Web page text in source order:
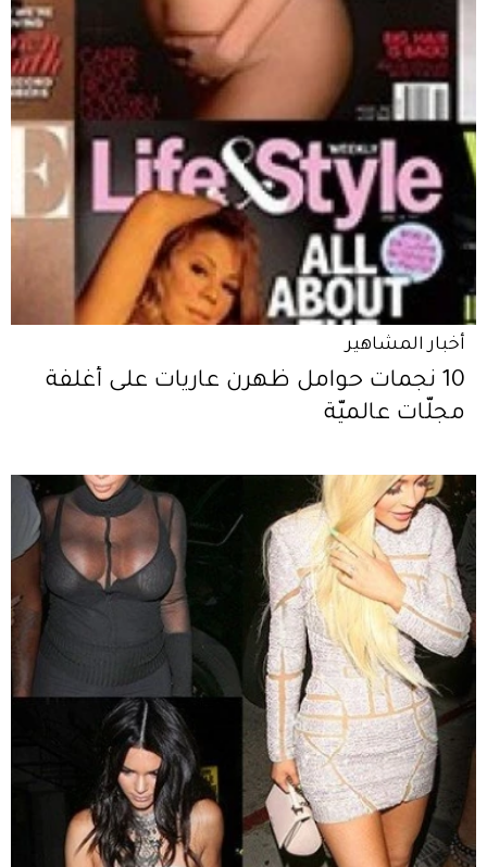
أخبار المشاهير
10 نجمات حوامل ظهرن عاريات على أغلفة
مجلّات عالميّة